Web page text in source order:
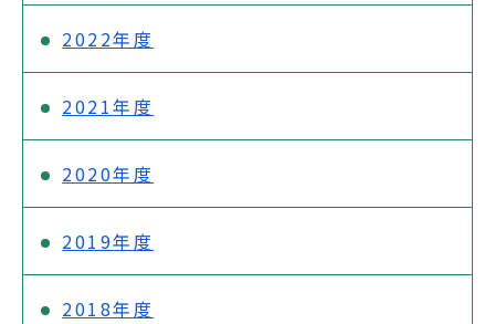
2022年度
2021年度
2020年度
2019年度
2018年度